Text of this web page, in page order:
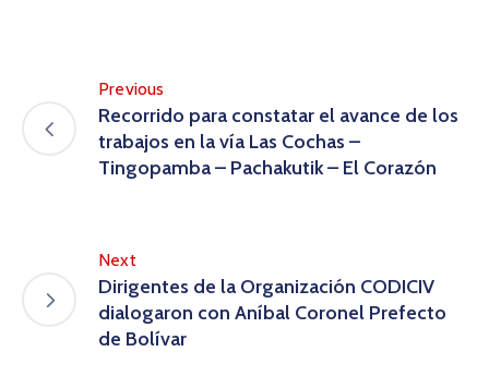
Previous
Recorrido para constatar el avance de los
trabajos en la vía Las Cochas –
Tingopamba – Pachakutik – El Corazón
Next
Dirigentes de la Organización CODICIV
dialogaron con Aníbal Coronel Prefecto
de Bolívar